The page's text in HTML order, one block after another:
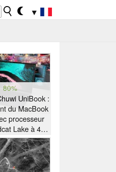
▼
80%
UniBook :
du MacBook
processeur
Lake à 449
$